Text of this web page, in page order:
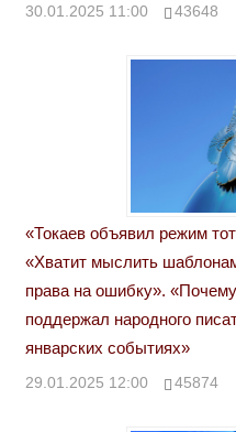
30.01.2025 11:00 43648
«Токаев объявил режим
«Хватит мыслить
права на ошибку».
поддержал народного
январских событиях»
29.01.2025 12:00 45874